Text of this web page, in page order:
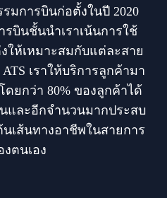
มการบินก่อตั้งในปี 2020
บินชั้นนำเราเน้นการใช้
ให้เหมาะสมกับแต่ละสาย
เราให้บริการลูกค้ามา
ดยกว่า 80% ของลูกค้าได้
และอีกจำนวนมาก ประสบ
นเส้นทางอาชีพในสายการ
ตนเอง